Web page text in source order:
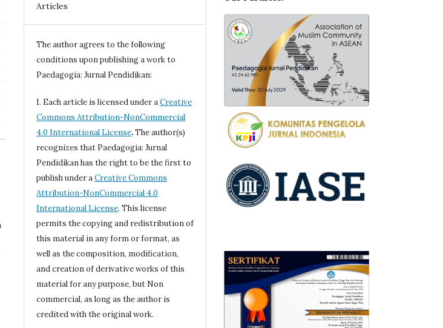
Articles
The author agrees to the following
conditions upon publishing a work to
Paedagogia: Jurnal Pendidikan:
1. Each article is licensed under aCreative
Commons Attribution-NonCommercial
4.0 International License.The author(s)
recognizes that Paedagogia: Jurnal
Pendidikan has the right to be the first to
publish under aCreative Commons
Attribution-NonCommercial 4.0
International License. This license
permits the copying and redistribution of
this material in any form or format, as
well as the composition, modification,
and creation of derivative works of this
material for any purpose, but Non
commercial, as long as the author is
credited with the original work.